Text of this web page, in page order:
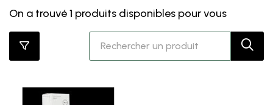
On a trouvé1 produits disponibles pour vous